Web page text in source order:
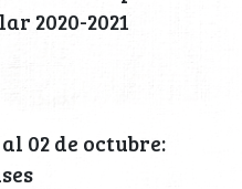
2020-2021
02 de octubre: